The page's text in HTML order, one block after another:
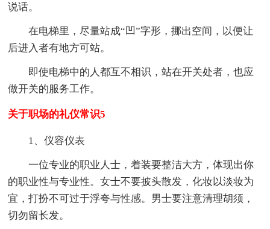
说话。
在电梯里，尽量站成“凹”字形，挪出空间，以便让
后进入者有地方可站。
即使电梯中的人都互不相识，站在开关处者，也应
做开关的服务工作。
关于职场的礼仪常识5
1、仪容仪表
一位专业的职业人士，着装要整洁大方，体现出你
的职业性与专业性。女士不要披头散发，化妆以淡妆为
宜，打扮不可过于浮夸与性感。男士要注意清理胡须，
切勿留长发。